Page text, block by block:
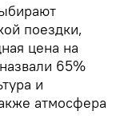
поездки,
цена на
65%
и
атмосфера